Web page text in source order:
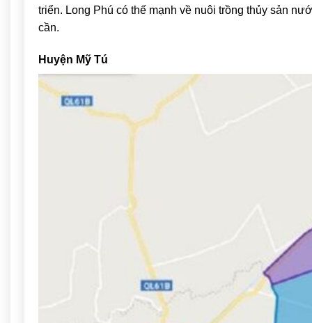
triển. Long Phú có thế mạnh về nuôi trồng thủy sản
cần.
Huyện Mỹ Tú